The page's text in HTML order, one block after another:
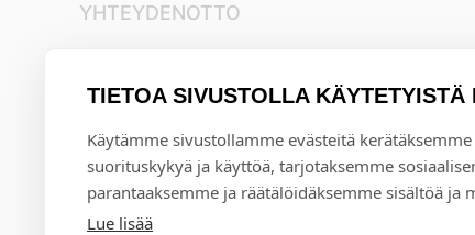
TIETOA SIVUSTOLLA KÄYTETYISTÄ
Käytämme sivustollamme evästeitä
suorituskykyä ja käyttöä, tarjotaksemme
parantaaksemme ja räätälöidäksemme sisältöä ja
Lue lisää
YHTEYDENOTTO
info@annival.fi